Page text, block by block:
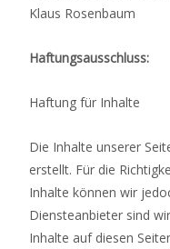
Klaus Rosenbaum
Haftungsausschluss:
Haftung für Inhalte
Die Inhalte unserer
erstellt. Für die
Inhalte können wir
Diensteanbieter sind
Inhalte auf diesen